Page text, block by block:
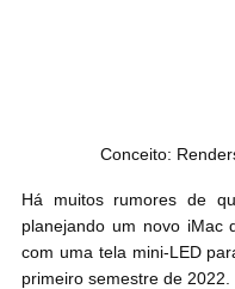
Conceito:
Há muitos rumores de
planejando um novo iMac
com uma tela mini-LED
primeiro semestre de 2022.